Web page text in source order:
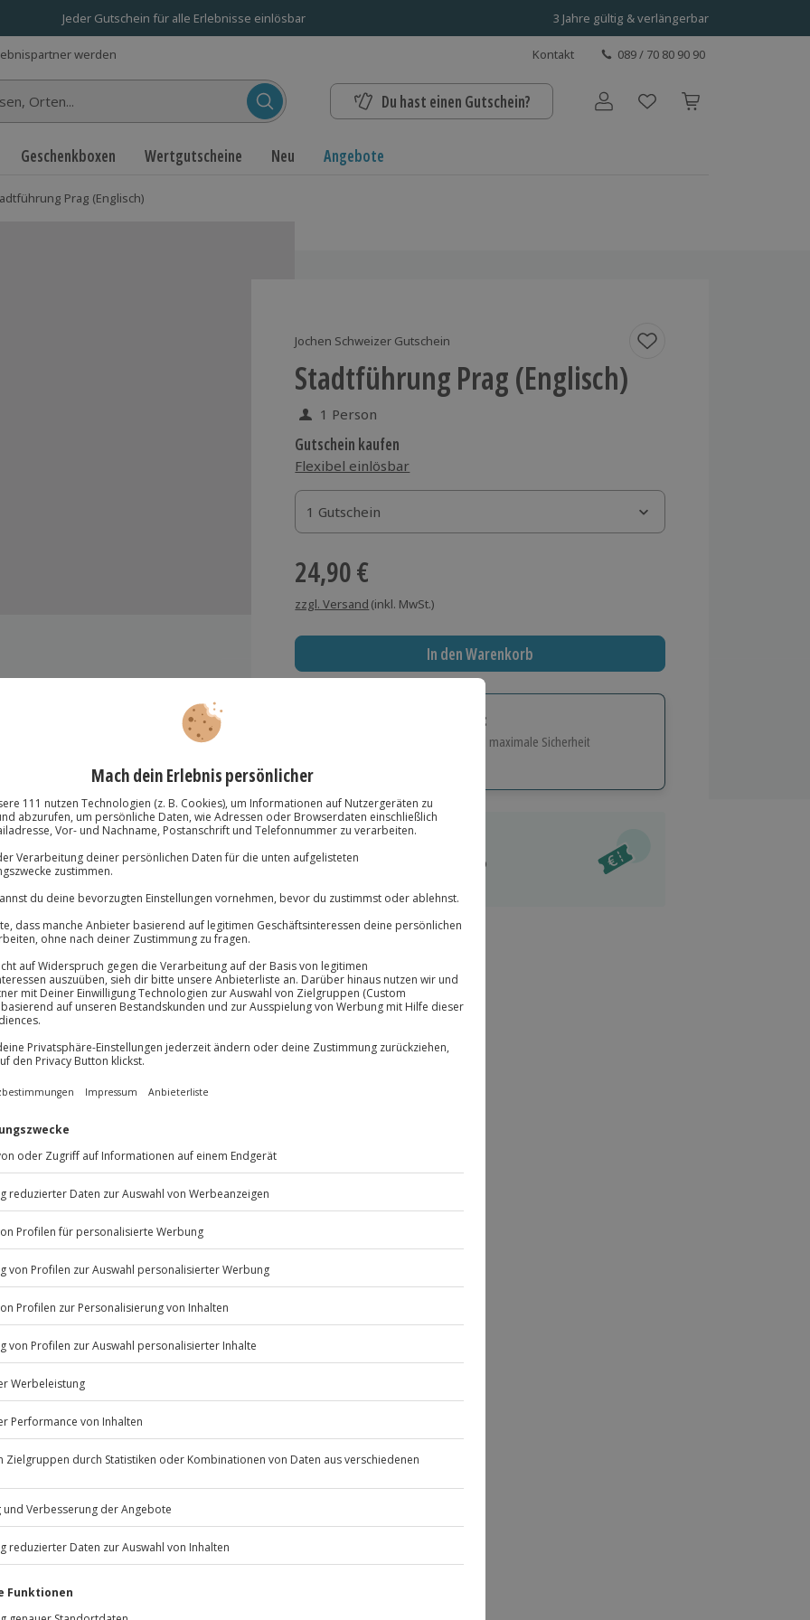
Jeder Gutschein für alle Erlebnisse einlösbar 3 Jahre gültig & verlängerbar
werden Kontakt 089 / 70 80 90 90
Du hast einen Gutschein? Benutzerkonto
Geschenkboxen Wertgutscheine Neu Angebote
Prag (Englisch)
Jochen Schweizer Gutschein
Stadtführung Prag (Englisch)
1 Person
Gutschein kaufen
Flexibel einlösbar
1 Gutschein
1 Gutschein
1 Gutschein
24,90 €
zzgl. Versand (inkl. MwSt.)
In den Warenkorb
Immer das richtige Geschenk:
Große Auswahl, volle Flexibilität und maximale Sicherheit
Über 9.000 Erlebnisse.
Volle Flexibilität
Maximale Sicherheit
-15%* Club Deal verfügbar
Direktabzug im Warenkorb
übertragbar. Details
neuen Schwung verleiht:
durch die Altstadt,
für Geschichte. Abseits
ein, findest verborgene
wie die Karlsbrücke
Auch das jüdische
über frühere Zeiten. Bei
die Atmosphäre vergangener
Sightseeing Prag Altstadt war
wie viel Geschichten jeder
Minuten
Beeinträchtigungen
Mobilität, um im Gruppentempo
(die Entscheidung
Listenansicht
81671 München
außer an bundesweiten